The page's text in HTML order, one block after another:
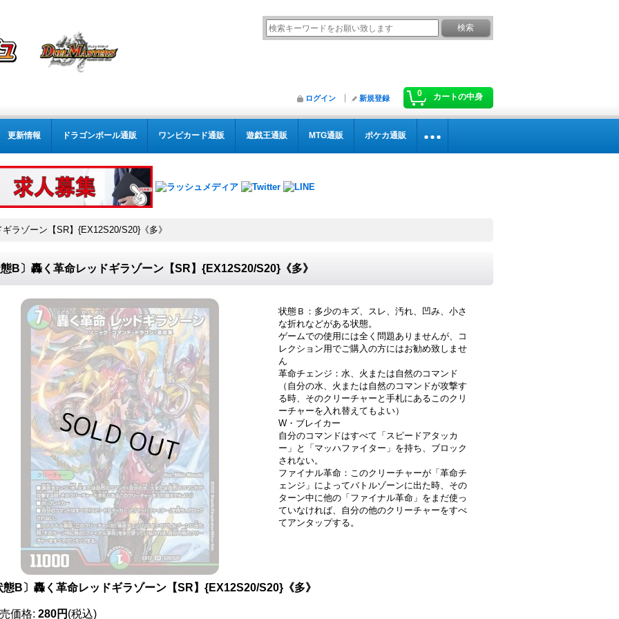
0 カートの中身
ログイン 新規登録
更新情報 ドラゴンボール通販 ワンピカード通販 遊戯王通販 MTG通販 ポケカ通販
ラゾーン【SR】{EX12S20/S20}《多》
B〕轟く革命レッドギラゾーン【SR】{EX12S20/S20}《多》
状態Ｂ：多少のキズ、スレ、汚れ、凹み、小さ
な折れなどがある状態。
ゲームでの使用には全く問題ありませんが、コ
レクション用でご購入の方にはお勧め致しませ
ん
革命チェンジ：水、火または自然のコマンド
（自分の水、火または自然のコマンドが攻撃す
る時、そのクリーチャーと手札にあるこのクリ
ーチャーを入れ替えてもよい）
W・ブレイカー
自分のコマンドはすべて「スピードアタッカ
ー」と「マッハファイター」を持ち、ブロック
されない。
ファイナル革命：このクリーチャーが「革命チ
ェンジ」によってバトルゾーンに出た時、その
ターン中に他の「ファイナル革命」をまだ使っ
ていなければ、自分の他のクリーチャーをすべ
てアンタップする。
態B〕轟く革命レッドギラゾーン【SR】{EX12S20/S20}《多》
価格: 280円 (税込)